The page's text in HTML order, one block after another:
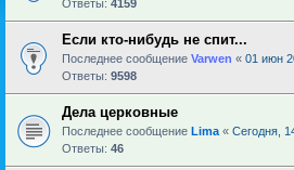
Ответы: 4159
Если кто-нибудь не спит...
Последнее сообщение Varwen « 01 июн
Ответы: 9598
Дела церковные
Последнее сообщение Lima « Сегодня,
Ответы: 46